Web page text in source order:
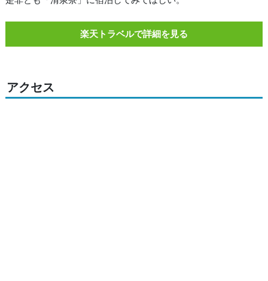
楽天トラベルで詳細を見る
アクセス